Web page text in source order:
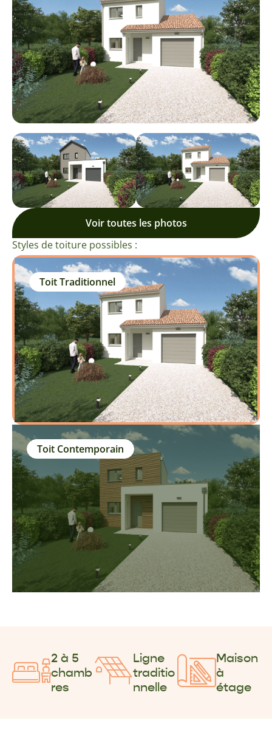
Voir toutes les photos
Styles de toiture possibles :
Toit Traditionnel
Toit Contemporain
2 à 5
chamb
res
Ligne
traditio
nnelle
Maison
à
étage